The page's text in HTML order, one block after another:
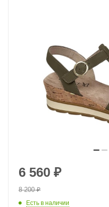
6 560 ₽
8 200₽
Есть в наличии